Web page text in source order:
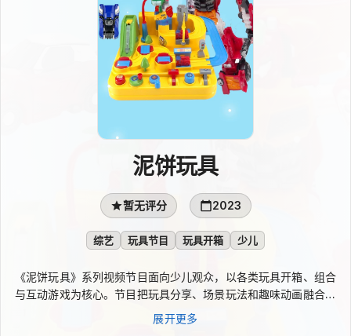
泥饼玩具
暂无评分 2023
综艺 玩具节目 玩具开箱 少儿
《泥饼玩具》系列视频节目面向少儿观众，以各类玩具开箱、组合
与互动游戏为核心。节目把玩具分享、场景玩法和趣味动画融合在
一起，设计轻松好玩的益智内容，让小朋友在观看与参与想象中认
识不同玩具，培养兴趣爱好，锻炼动手能力和观察力，也从日常游
展开更多